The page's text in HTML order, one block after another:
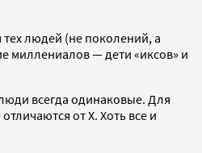
людей (не поколений, а
миллениалов — дети «иксов» и
всегда одинаковые. Для
от Х. Хоть все и